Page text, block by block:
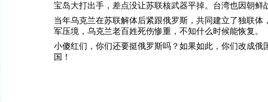
宝岛大打出手，差点没让苏联核武器平掉。台湾也因朝鲜
当年乌克兰在苏联解体后紧跟俄罗斯，共同建立了独联体
军压境，乌克兰老百姓死伤惨重，不知什么时候能恢复。
小傻红们，你们还要挺俄罗斯吗？如果如此，你们改成俄
国！